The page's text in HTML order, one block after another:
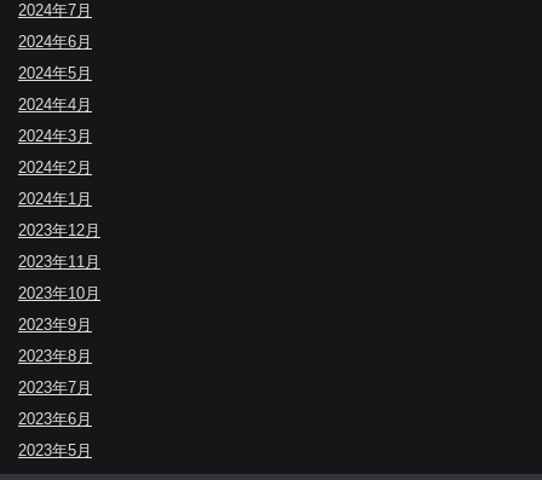
2024年7月
2024年6月
2024年5月
2024年4月
2024年3月
2024年2月
2024年1月
2023年12月
2023年11月
2023年10月
2023年9月
2023年8月
2023年7月
2023年6月
2023年5月